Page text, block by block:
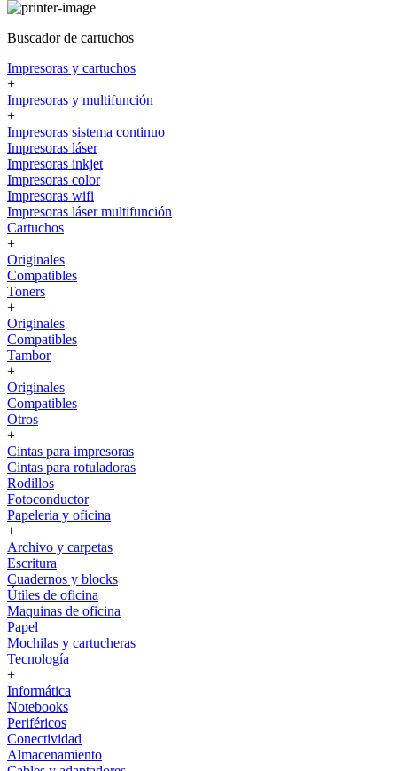
Buscador de cartuchos
Impresoras y cartuchos
+
Impresoras y multifunción
+
Impresoras sistema continuo
Impresoras láser
Impresoras inkjet
Impresoras color
Impresoras wifi
Impresoras láser multifunción
Cartuchos
+
Originales
Compatibles
Toners
+
Originales
Compatibles
Tambor
+
Originales
Compatibles
Otros
+
Cintas para impresoras
Cintas para rotuladoras
Rodillos
Fotoconductor
Papeleria y oficina
+
Archivo y carpetas
Escritura
Cuadernos y blocks
Útiles de oficina
Maquinas de oficina
Papel
Mochilas y cartucheras
Tecnología
+
Informática
Notebooks
Periféricos
Conectividad
Almacenamiento